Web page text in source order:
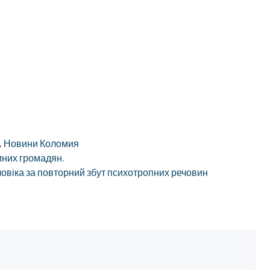
Новини Коломия
громадян.
за повторний збут психотропних речовин